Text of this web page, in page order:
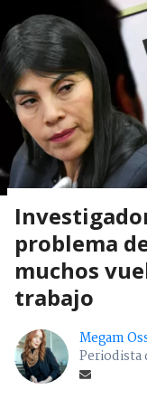
problema
muchos
trabajo
Megam
Periodista